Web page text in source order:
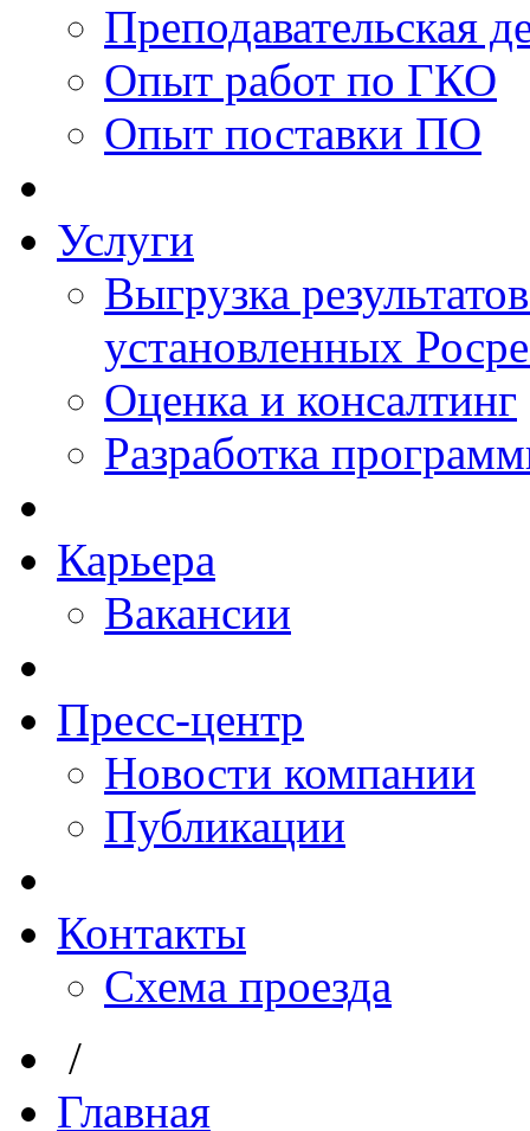
Преподавательская
Опыт работ по ГКО
Опыт поставки ПО
Услуги
Выгрузка
установленных
Оценка и консалтинг
Разработка
Карьера
Вакансии
Пресс-центр
Новости компании
Публикации
Контакты
Схема проезда
/
Главная